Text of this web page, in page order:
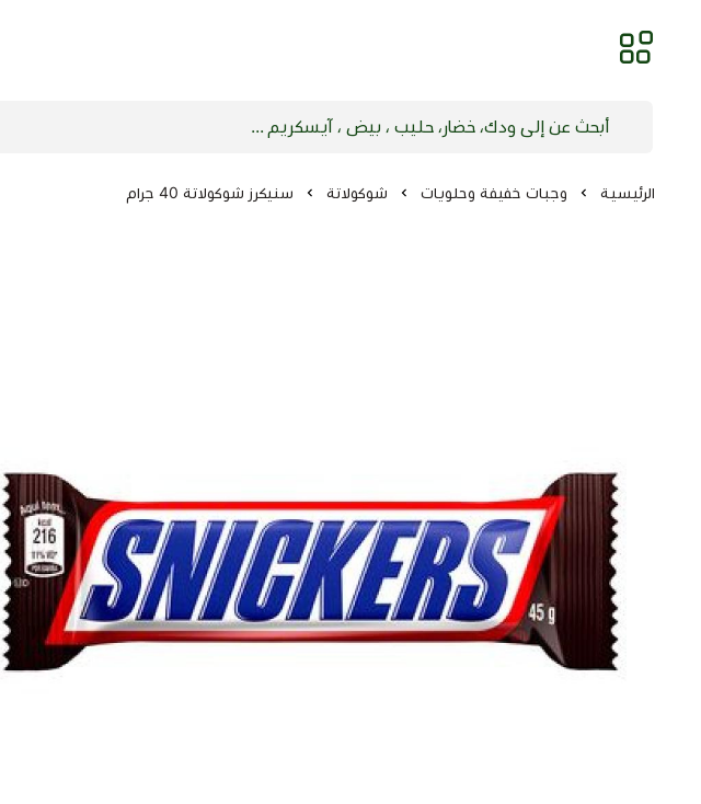
الرئيسية وجبات خفيفة وحلويات شوكولاتة سنيكرز شوكولاتة 40 جرام